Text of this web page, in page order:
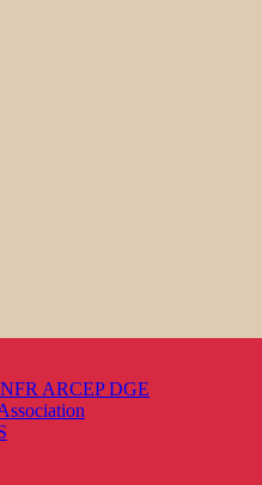
ARCEP DGE